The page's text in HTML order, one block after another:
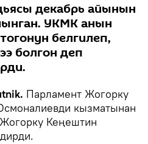
декабрь айынын
УКМК анын
белгилеп,
болгон деп
Парламент Жогорку
кызматынан
Жогорку Кеңештин